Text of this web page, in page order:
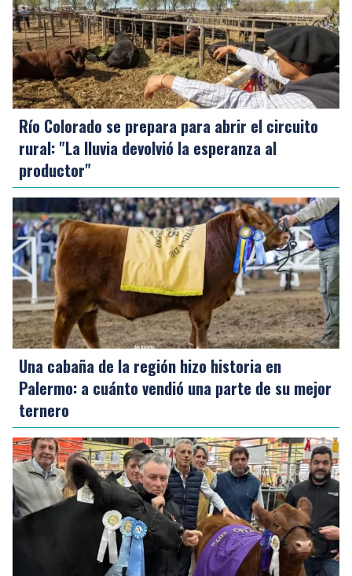
Río Colorado se prepara para abrir el circuito
rural: "La lluvia devolvió la esperanza al
productor"
Una cabaña de la región hizo historia en
Palermo: a cuánto vendió una parte de su mejor
ternero